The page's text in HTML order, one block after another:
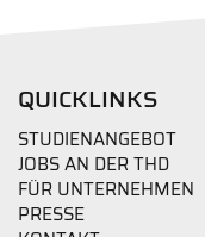
QUICKLINKS
STUDIENANGEBOT
JOBS AN DER THD
FÜR UNTERNEHMEN
PRESSE